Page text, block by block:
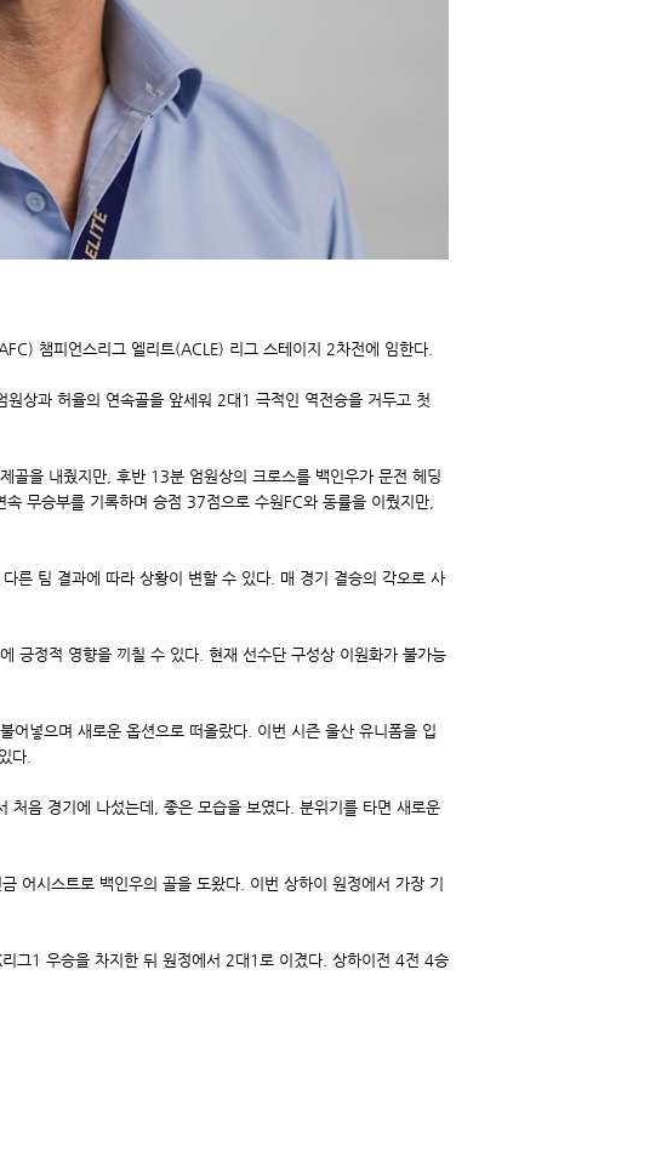
챔피언스리그 엘리트(ACLE) 리그 스테이지 2차전에 임한다.
상과 허율의 연속골을 앞세워 2대1 극적인 역전승을 거두고 첫
을 내줬지만, 후반 13분 엄원상의 크로스를 백인우가 문전 헤딩
무승부를 기록하며 승점 37점으로 수원FC와 동률을 이뤘지만,
른 팀 결과에 따라 상황이 변할 수 있다. 매 경기 결승의 각오로 사
긍정적 영향을 끼칠 수 있다. 현재 선수단 구성상 이원화가 불가능
넣으며 새로운 옵션으로 떠올랐다. 이번 시즌 울산 유니폼을 입
다.
처음 경기에 나섰는데, 좋은 모습을 보였다. 분위기를 타면 새로운
어시스트로 백인우의 골을 도왔다. 이번 상하이 원정에서 가장 기
1 우승을 차지한 뒤 원정에서 2대1로 이겼다. 상하이전 4전 4승